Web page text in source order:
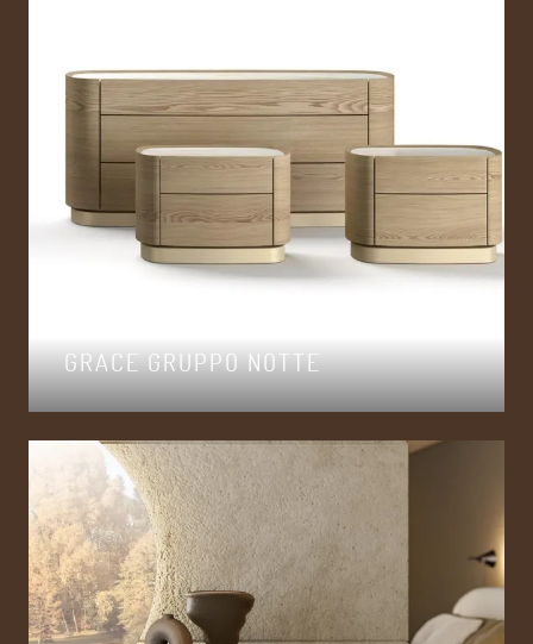
GRACE GRUPPO NOTTE